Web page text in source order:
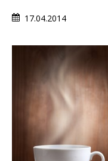
17.04.2014